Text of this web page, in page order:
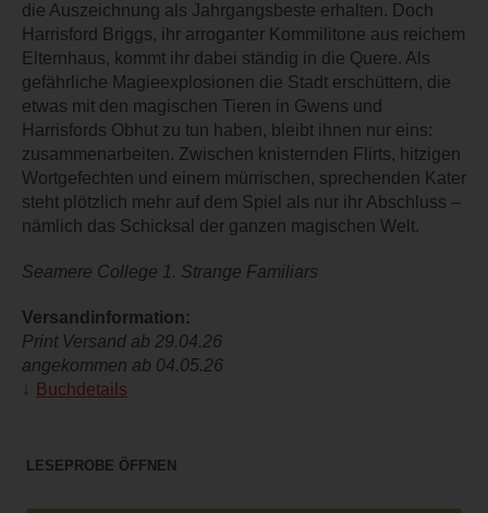
die Auszeichnung als Jahrgangsbeste erhalten. Doch
Harrisford Briggs, ihr arroganter Kommilitone aus reichem
Elternhaus, kommt ihr dabei ständig in die Quere. Als
gefährliche Magieexplosionen die Stadt erschüttern, die
etwas mit den magischen Tieren in Gwens und
Harrisfords Obhut zu tun haben, bleibt ihnen nur eins:
zusammenarbeiten. Zwischen knisternden Flirts, hitzigen
Wortgefechten und einem mürrischen, sprechenden Kater
steht plötzlich mehr auf dem Spiel als nur ihr Abschluss –
nämlich das Schicksal der ganzen magischen Welt.
Seamere College 1. Strange Familiars
Versandinformation:
Print Versand ab 29.04.26
angekommen ab 04.05.26
Buchdetails
LESEPROBE ÖFFNEN